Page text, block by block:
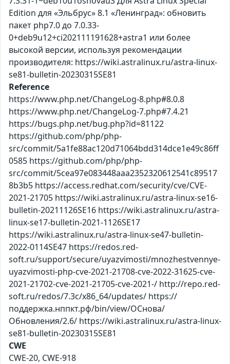
Edition для «Эльбрус» 8.1 «Ленинград»: обновить
пакет php7.0 до 7.0.33-
0+deb9u12+ci202111191628+astra1 или более
высокой версии, используя рекомендации
производителя: https://wiki.astralinux.ru/astra-linux-
se81-bulletin-20230315SE81
Reference
https://www.php.net/ChangeLog-8.php#8.0.8
https://www.php.net/ChangeLog-7.php#7.4.21
https://bugs.php.net/bug.php?id=81122
https://github.com/php/php-
src/commit/5a1fe88ac120d71064bdd314dce1e49c86ff
0585 https://github.com/php/php-
src/commit/5cea97e083448aaa2352320612541c89517
8b3b5 https://access.redhat.com/security/cve/CVE-
2021-21705 https://wiki.astralinux.ru/astra-linux-se16-
bulletin-20211126SE16 https://wiki.astralinux.ru/astra-
linux-se17-bulletin-2021-1126SE17
https://wiki.astralinux.ru/astra-linux-se47-bulletin-
2022-0114SE47 https://redos.red-
soft.ru/support/secure/uyazvimosti/mnozhestvennye-
uyazvimosti-php-cve-2021-21708-cve-2022-31625-cve-
2021-21702-cve-2021-21705-cve-2021-/ http://repo.red-
soft.ru/redos/7.3c/x86_64/updates/ https://
поддержка.нппкт.рф/bin/view/ОСнова/
Обновления/2.6/ https://wiki.astralinux.ru/astra-linux-
se81-bulletin-20230315SE81
CWE
CWE-20, CWE-918